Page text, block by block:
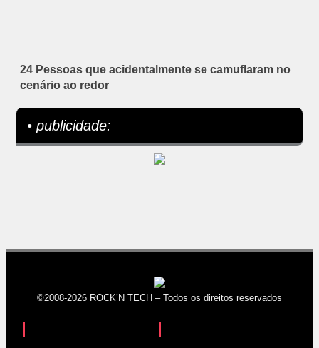
24 Pessoas que acidentalmente se camuflaram no
cenário ao redor
• publicidade:
©2008-2026 ROCK’N TECH – Todos os direitos reservados